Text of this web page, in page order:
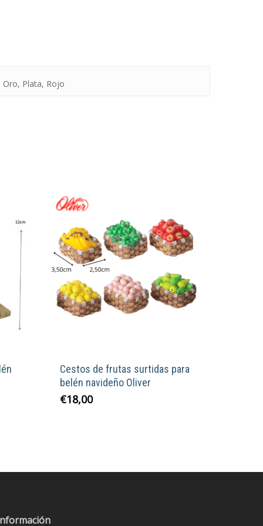
Oro, Plata, Rojo
Cestos de frutas surtidas para
belén navideño Oliver
€18,00